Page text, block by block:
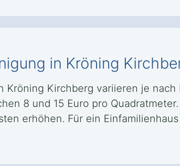
in Kröning
Kröning Kirchberg variieren je
8 und 15 Euro pro
erhöhen. Für ein